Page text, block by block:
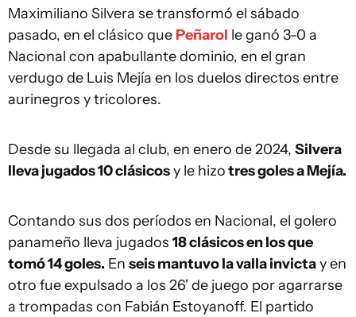
Maximiliano Silvera se transformó el sábado
pasado, en el clásico que Peñarol le ganó 3-0 a
Nacional con apabullante dominio, en el gran
verdugo de Luis Mejía en los duelos directos entre
aurinegros y tricolores.
Desde su llegada al club, en enero de 2024, Silvera
lleva jugados 10 clásicosy le hizotres goles a Mejía.
Contando sus dos períodos en Nacional, el golero
panameño lleva jugados 18 clásicos en los que
tomó 14 goles. En seis mantuvo la valla invictay en
otro fue expulsado a los 26' de juego por agarrarse
a trompadas con Fabián Estoyanoff. El partido